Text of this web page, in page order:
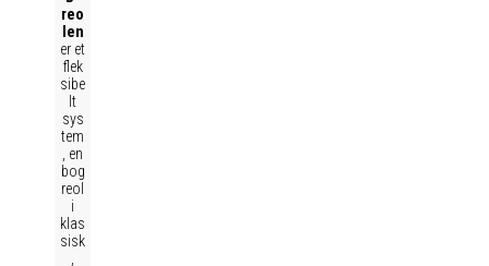
reo
len
er et
flek
sibe
lt
sys
tem
, en
bog
reol
i
klas
sisk